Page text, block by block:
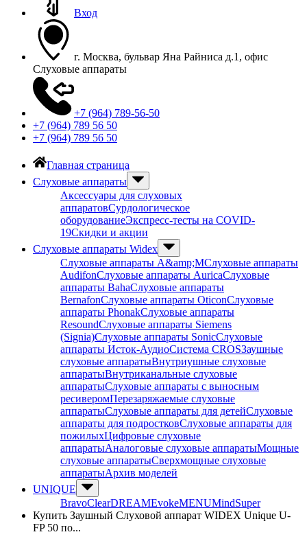
Вход
г. Москва, бульвар Яна Райниса д.1, офис
Слуховые аппараты
+7 (964) 789-56-50
+7 (964) 789 56 50
+7 (964) 789 56 50
Главная страница
Слуховые аппараты
Аксессуары для слуховых
аппаратовСурдологическое
оборудованиеЭкспресс-тесты на COVID-
19Скидки и акции
Слуховые аппараты Widex
Слуховые аппараты A&amp;MСлуховые аппараты
AudifonСлуховые аппараты AuricaСлуховые
аппараты BahaСлуховые аппараты
BernafonСлуховые аппараты OticonСлуховые
аппараты PhonakСлуховые аппараты
ResoundСлуховые аппараты Siemens
(Signia)Слуховые аппараты SonicСлуховые
аппараты Исток-АудиоСистема CROSЗаушные
слуховые аппаратыВнутриушные слуховые
аппаратыВнутриканальные слуховые
аппаратыСлуховые аппараты с выносным
ресиверомПерезаряжаемые слуховые
аппаратыСлуховые аппараты для детейСлуховые
аппараты для подростковСлуховые аппараты для
пожилыхЦифровые слуховые
аппаратыАналоговые слуховые аппаратыМощные
слуховые аппаратыСверхмощные слуховые
аппаратыАрхив моделей
UNIQUE
BravoClearDREAMEvokeMENUMindSuper
Купить Заушный Слуховой аппарат WIDEX Unique U-
FP 50 по...